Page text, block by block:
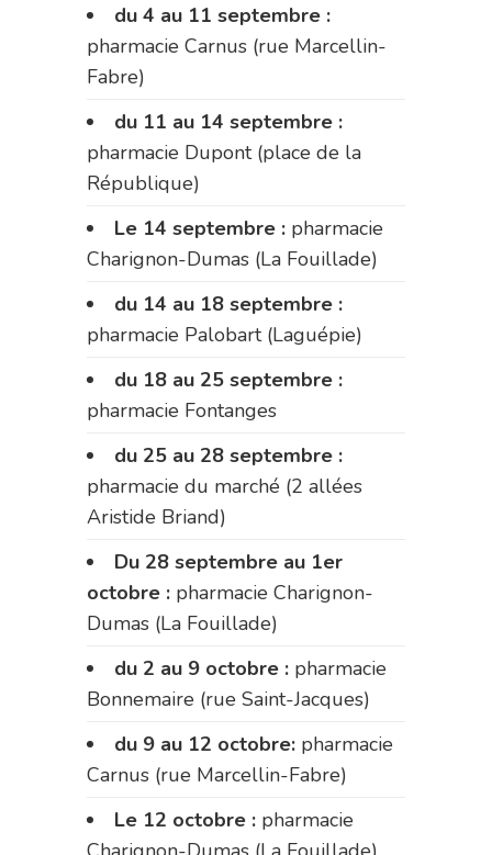
du 4 au 11 septembre :
pharmacie Carnus (rue Marcellin-
Fabre)
du 11 au 14 septembre :
pharmacie Dupont (place de la
République)
Le 14 septembre : pharmacie
Charignon-Dumas (La Fouillade)
du 14 au 18 septembre :
pharmacie Palobart (Laguépie)
du 18 au 25 septembre :
pharmacie Fontanges
du 25 au 28 septembre :
pharmacie du marché (2 allées
Aristide Briand)
Du 28 septembre au 1er
octobre : pharmacie Charignon-
Dumas (La Fouillade)
du 2 au 9 octobre : pharmacie
Bonnemaire (rue Saint-Jacques)
du 9 au 12 octobre: pharmacie
Carnus (rue Marcellin-Fabre)
Le 12 octobre : pharmacie